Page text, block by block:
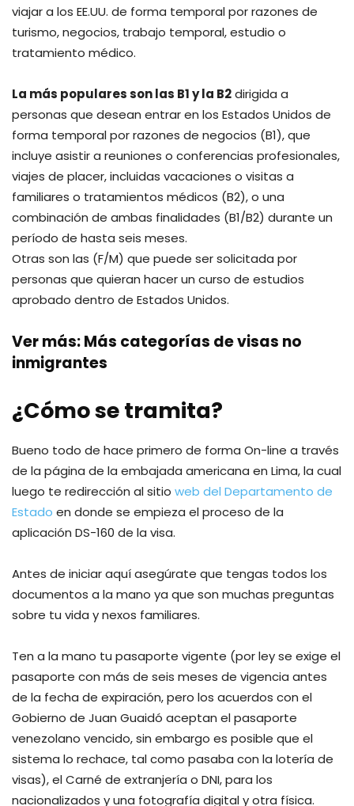
viajar a los EE.UU. de forma temporal por razones de
turismo, negocios, trabajo temporal, estudio o
tratamiento médico.
La más populares son las B1 y la B2dirigida a
personas que desean entrar en los Estados Unidos de
forma temporal por razones de negocios (B1), que
incluye asistir a reuniones o conferencias profesionales,
viajes de placer, incluidas vacaciones o visitas a
familiares o tratamientos médicos (B2), o una
combinación de ambas finalidades (B1/B2) durante un
período de hasta seis meses.
Otras son las (F/M) que puede ser solicitada por
personas que quieran hacer un curso de estudios
aprobado dentro de Estados Unidos.
Ver más: Más categorías de visas no
inmigrantes
¿Cómo se tramita?
Bueno todo de hace primero de forma On-line a través
de la página de la embajada americana en Lima, la cual
luego te redirección al sitio web del Departamento de
Estado en donde se empieza el proceso de la
aplicación DS-160 de la visa.
Antes de iniciar aquí asegúrate que tengas todos los
documentos a la mano ya que son muchas preguntas
sobre tu vida y nexos familiares.
Ten a la mano tu pasaporte vigente (por ley se exige el
pasaporte con más de seis meses de vigencia antes
de la fecha de expiración, pero los acuerdos con el
Gobierno de Juan Guaidó aceptan el pasaporte
venezolano vencido, sin embargo es posible que el
sistema lo rechace, tal como pasaba con la lotería de
visas), el Carné de extranjería o DNI, para los
nacionalizados y una fotografía digital y otra física.